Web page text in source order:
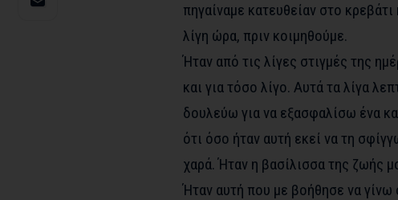
πηγαίναμε κατευθείαν στο
λίγη ώρα, πριν κοιμηθούμε.
Ήταν από τις λίγες στιγμές της
και για τόσο λίγο. Αυτά τα λίγα
δουλεύω για να εξασφαλίσω ένα
ότι όσο ήταν αυτή εκεί να τη
χαρά. Ήταν η βασίλισσα της ζωής
Ήταν αυτή που με βοήθησε να